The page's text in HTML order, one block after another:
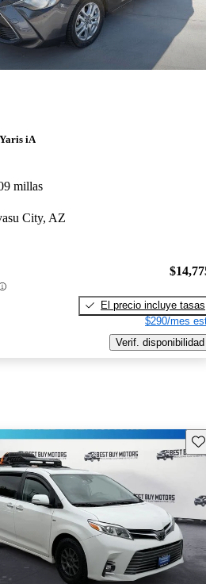
iA
millas
City, AZ
El precio incluye tasas
$290/mes
Verif. disponibilidad